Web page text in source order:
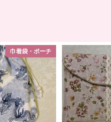
巾着袋・ポーチ